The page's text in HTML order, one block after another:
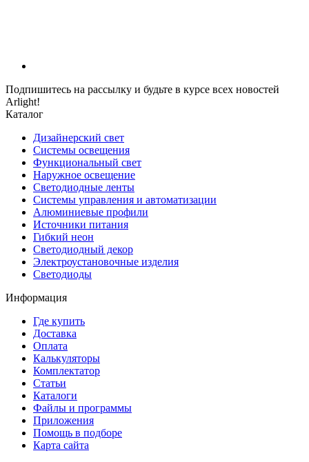
Подпишитесь на рассылку и будьте в курсе всех новостей
Arlight!
Каталог
Дизайнерский свет
Системы освещения
Функциональный свет
Наружное освещение
Светодиодные ленты
Системы управления и автоматизации
Алюминиевые профили
Источники питания
Гибкий неон
Светодиодный декор
Электроустановочные изделия
Светодиоды
Информация
Где купить
Доставка
Оплата
Калькуляторы
Комплектатор
Статьи
Каталоги
Файлы и программы
Приложения
Помощь в подборе
Карта сайта